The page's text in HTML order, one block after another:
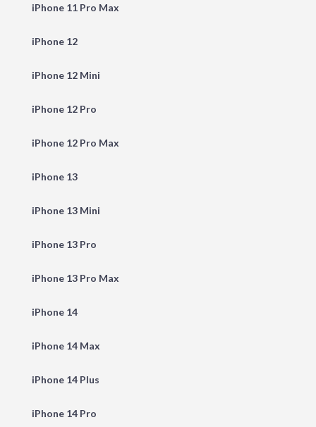
iPhone 11 Pro Max
iPhone 12
iPhone 12 Mini
iPhone 12 Pro
iPhone 12 Pro Max
iPhone 13
iPhone 13 Mini
iPhone 13 Pro
iPhone 13 Pro Max
iPhone 14
iPhone 14 Max
iPhone 14 Plus
iPhone 14 Pro